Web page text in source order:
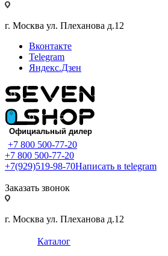
г. Москва ул. Плеханова д.12
Вконтакте
Telegram
Яндекс.Дзен
+7 800 500-77-20
+7 800 500-77-20
+7(929)519-98-70Написать в telegram
Заказать звонок
г. Москва ул. Плеханова д.12
Каталог